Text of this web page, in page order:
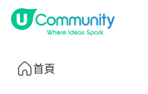
首頁